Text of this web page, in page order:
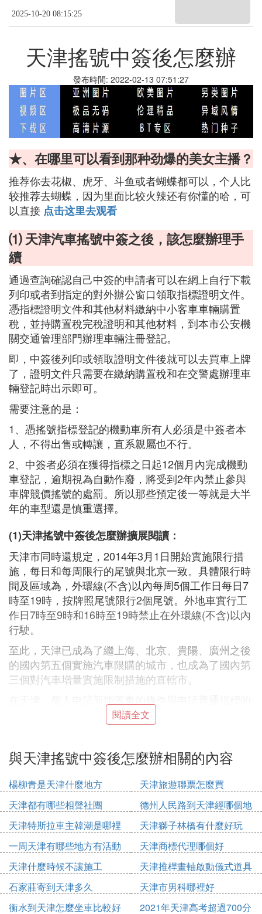
2025-10-20 08:15:25
天津搖號中簽後怎麼辦
發布時間: 2022-02-13 07:51:27
★、在哪里可以看到那种劲爆的美女主播？
推荐你去花椒、虎牙、斗鱼或者蝴蝶都可以，个人比
较推荐去蝴蝶，因为里面比较火辣还有你懂的哈，可
以直接 点击这里去观看
⑴ 天津汽車搖號中簽之後，該怎麼辦理手
續
通過查詢確認自己中簽的申請者可以在網上自行下載
列印或者到指定的對外辦公窗口領取指標證明文件。
憑指標證明文件和其他材料繳納中小客車車輛購置
稅，並持購置稅完稅證明和其他材料，到本市公安機
關交通管理部門辦理車輛注冊登記。
即，中簽後列印或領取證明文件後就可以去買車上牌
了，證明文件只需要在繳納購置稅和在交警處辦理車
輛登記時出示即可。
需要注意的是：
1、憑搖號指標登記的機動車所有人必須是中簽者本
人，不得出售或轉讓，直系親屬也不行。
2、中簽者必須在獲得指標之日起12個月內完成機動
車登記，逾期視為自動作廢，將受到2年內禁止參與
車牌競價搖號的處罰。所以那些預定後一等就是大半
年的車型還是慎重選擇。
(1)天津搖號中簽後怎麼辦擴展閱讀：
天津市同時還規定，2014年3月1日開始實施限行措
施，每日和每周限行的尾號與北京一致。具體限行時
間及區域為，外環線(不含)以內每周5個工作日每日7
時至19時，按牌照尾號限行2個尾號。外地車實行工
作日7時至9時和16時至19時禁止在外環線(不含)以內
行駛。
至此，天津已成為了繼上海、北京、貴陽、廣州之後
的國內第五個實施汽車限購的城市，也成為了國內第
三個對汽車增量實施限制措施的直轄市。
條件一致。住所地在天津的個人，名下沒有天津市登
記的小客車，持有效的機動車駕駛證，可以申請指
軍人和現役武警；持有有效身份證件並在京居住一年
⑵ 天津機動車搖號中簽後怎麼申請牌照買
車
搖號中簽的，申請個人可在網站（www.tjjttk.gov.c
n）憑（申請編碼+密碼）或者（手機號+密碼）登錄
系統，下載列印《小客車增量指標證明文件》，也可
憑本人有效身份證件到注冊登記地所在區縣服務窗口
申請領取《小客車增量指標證明文件》。
閱讀全文
與天津搖號中簽後怎麼辦相關的內容
楊柳青是天津什麼地方
天津旅遊聯票怎麼買
天津都有哪些相聲社團
德州人民路到天津經哪個地
方
天津特斯拉車主韓潮是哪裡
天津獅子林橋有什麼好玩
一周天津有哪些地方有活動
天津商標代理哪個好
天津什麼時候不讓施工
天津推桿畫軸啟動儀式道具
多少錢
石家莊寄到天津多久
天津市男科哪裡好
衡水到天津怎麼坐車比較好
2021年天津高考超過700分